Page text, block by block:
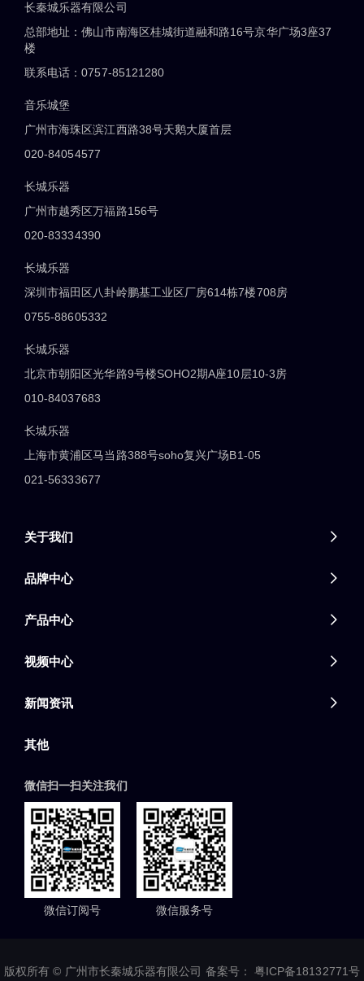
长秦城乐器有限公司
总部地址：佛山市南海区桂城街道融和路16号京华广场3座37
楼
联系电话：0757-85121280
音乐城堡
广州市海珠区滨江西路38号天鹅大厦首层
020-84054577
长城乐器
广州市越秀区万福路156号
020-83334390
长城乐器
深圳市福田区八卦岭鹏基工业区厂房614栋7楼708房
0755-88605332
长城乐器
北京市朝阳区光华路9号楼SOHO2期A座10层10-3房
010-84037683
长城乐器
上海市黄浦区马当路388号soho复兴广场B1-05
021-56333677
关于我们 
品牌中心 
产品中心 
视频中心 
新闻资讯 
其他
微信扫一扫关注我们
微信订阅号 微信服务号
版权所有 © 广州市长秦城乐器有限公司 备案号： 粤ICP备18132771号